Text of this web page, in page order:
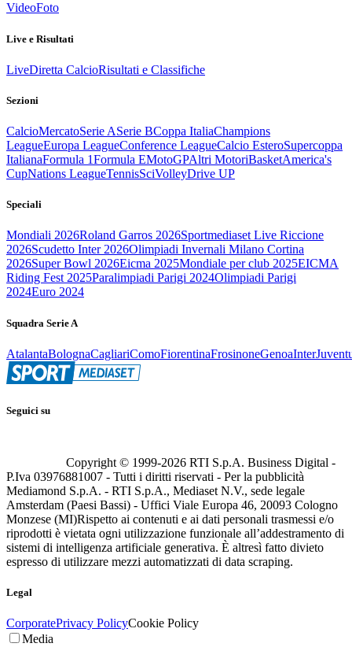
VideoFoto
Live e Risultati
LiveDiretta CalcioRisultati e Classifiche
Sezioni
CalcioMercatoSerie ASerie BCoppa ItaliaChampions
LeagueEuropa LeagueConference LeagueCalcio EsteroSupercoppa
ItalianaFormula 1Formula EMotoGPAltri MotoriBasketAmerica's
CupNations LeagueTennisSciVolleyDrive UP
Speciali
Mondiali 2026Roland Garros 2026Sportmediaset Live Riccione
2026Scudetto Inter 2026Olimpiadi Invernali Milano Cortina
2026Super Bowl 2026Eicma 2025Mondiale per club 2025EICMA
Riding Fest 2025Paralimpiadi Parigi 2024Olimpiadi Parigi
2024Euro 2024
Squadra Serie A
AtalantaBolognaCagliariComoFiorentinaFrosinoneGenoaInter
Seguici su
Copyright © 1999-2026 RTI S.p.A. Business Digital -
P.Iva 03976881007 - Tutti i diritti riservati - Per la pubblicità
Mediamond S.p.A. - RTI S.p.A., Mediaset N.V., sede legale
Amsterdam (Paesi Bassi) - Uffici Viale Europa 46, 20093 Cologno
Monzese (MI)Rispetto ai contenuti e ai dati personali trasmessi e/o
riprodotti è vietata ogni utilizzazione funzionale all’addestramento di
sistemi di intelligenza artificiale generativa. È altresì fatto divieto
espresso di utilizzare mezzi automatizzati di data scraping.
Legal
CorporatePrivacy PolicyCookie Policy
Media